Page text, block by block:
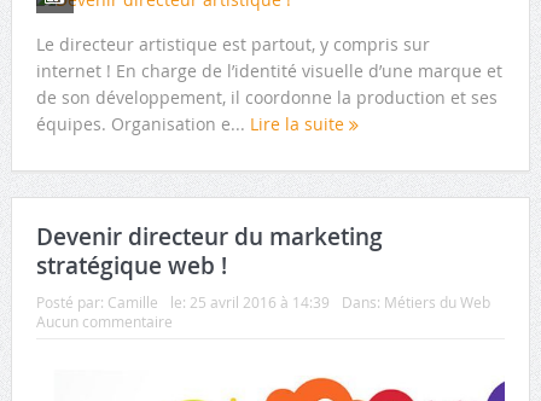
Le directeur artistique est partout, y compris sur
internet ! En charge de l’identité visuelle d’une marque et
de son développement, il coordonne la production et ses
équipes. Organisation e... Lire la suite
Devenir directeur du marketing
stratégique web !
Posté par: Camille le: 25 avril 2016 à 14:39 Dans: Métiers du Web
Aucun commentaire